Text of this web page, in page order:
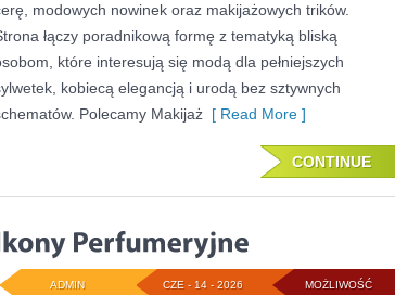
modowych nowinek oraz makijażowych trików.
łączy poradnikową formę z tematyką bliską
które interesują się modą dla pełniejszych
kobiecą elegancją i urodą bez sztywnych
Polecamy Makijaż [ Read More ]
CONTINUE
MOŻLIWOŚĆ
CZE - 14 - 2026
ADMIN